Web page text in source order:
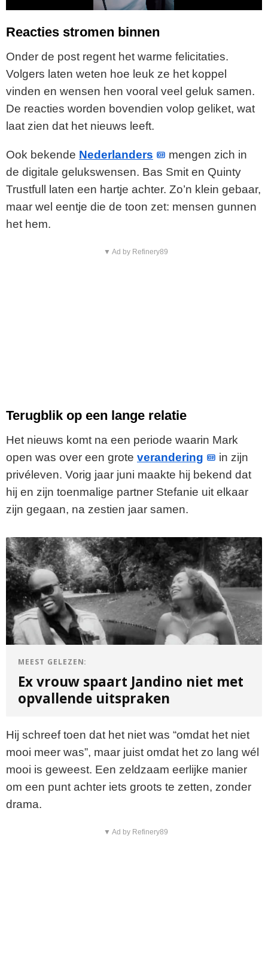
a
y
V
i
d
o
Reacties stromen binnen
Onder de post regent het warme felicitaties.
Volgers laten weten hoe leuk ze het koppel
vinden en wensen hen vooral veel geluk samen.
De reacties worden bovendien volop geliket, wat
laat zien dat het nieuws leeft.
Ook bekende Nederlanders
mengen zich in
de digitale gelukswensen. Bas Smit en Quinty
Trustfull laten een hartje achter. Zo’n klein gebaar,
maar wel eentje die de toon zet: mensen gunnen
het hem.
▼ Ad by Refinery89
Terugblik op een lange relatie
Het nieuws komt na een periode waarin Mark
open was over een grote verandering
in zijn
privéleven. Vorig jaar juni maakte hij bekend dat
hij en zijn toenmalige partner Stefanie uit elkaar
zijn gegaan, na zestien jaar samen.
MEEST GELEZEN:
Ex vrouw spaart Jandino niet met
opvallende uitspraken
Hij schreef toen dat het niet was “omdat het niet
mooi meer was”, maar juist omdat het zo lang wél
mooi is geweest. Een zeldzaam eerlijke manier
om een punt achter iets groots te zetten, zonder
drama.
▼ Ad by Refinery89